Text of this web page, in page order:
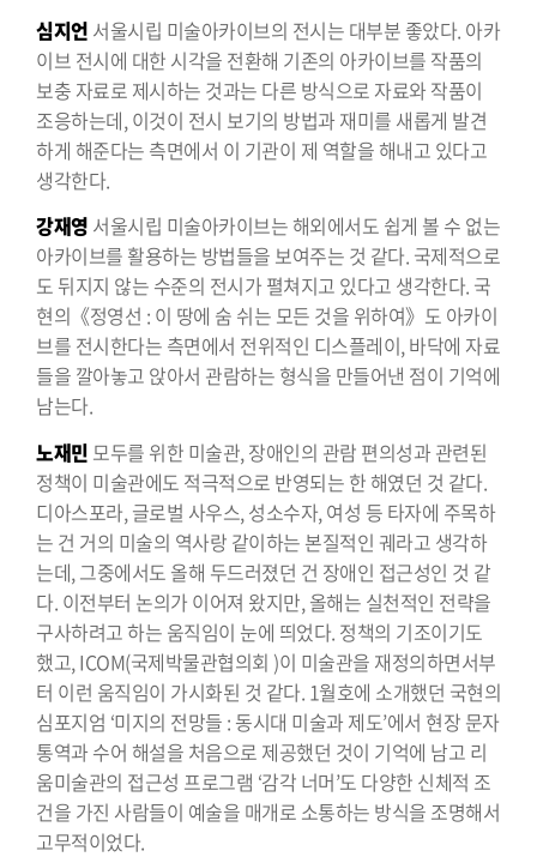
심지언 서울시립 미술아카이브의 전시는 대부분 좋았다. 아카
이브 전시에 대한 시각을 전환해 기존의 아카이브를 작품의
보충 자료로 제시하는 것과는 다른 방식으로 자료와 작품이
조응하는데, 이것이 전시 보기의 방법과 재미를 새롭게 발견
하게 해준다는 측면에서 이 기관이 제 역할을 해내고 있다고
생각한다.
강재영 서울시립 미술아카이브는 해외에서도 쉽게 볼 수 없는
아카이브를 활용하는 방법들을 보여주는 것 같다. 국제적으로
도 뒤지지 않는 수준의 전시가 펼쳐지고 있다고 생각한다. 국
현의《정영선 : 이 땅에 숨 쉬는 모든 것을 위하여》도 아카이
브를 전시한다는 측면에서 전위적인 디스플레이, 바닥에 자료
들을 깔아놓고 앉아서 관람하는 형식을 만들어낸 점이 기억에
남는다.
노재민 모두를 위한 미술관, 장애인의 관람 편의성과 관련된
정책이 미술관에도 적극적으로 반영되는 한 해였던 것 같다.
디아스포라, 글로벌 사우스, 성소수자, 여성 등 타자에 주목하
는 건 거의 미술의 역사랑 같이하는 본질적인 궤라고 생각하
는데, 그중에서도 올해 두드러졌던 건 장애인 접근성인 것 같
다. 이전부터 논의가 이어져 왔지만, 올해는 실천적인 전략을
구사하려고 하는 움직임이 눈에 띄었다. 정책의 기조이기도
했고, ICOM(국제박물관협의회 )이 미술관을 재정의하면서부
터 이런 움직임이 가시화된 것 같다. 1월호에 소개했던 국현의
심포지엄 ‘미지의 전망들 : 동시대 미술과 제도’에서 현장 문자
통역과 수어 해설을 처음으로 제공했던 것이 기억에 남고 리
움미술관의 접근성 프로그램 ‘감각 너머’도 다양한 신체적 조
건을 가진 사람들이 예술을 매개로 소통하는 방식을 조명해서
고무적이었다.